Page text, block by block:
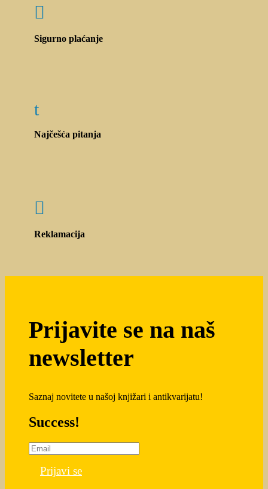

Sigurno plaćanje
t
Najčešća pitanja

Reklamacija
Prijavite se na naš
newsletter
Saznaj novitete u našoj knjižari i antikvarijatu!
Success!
Prijavi se